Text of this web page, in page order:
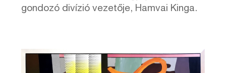
gondozó divízió vezetője, Hamvai Kinga.